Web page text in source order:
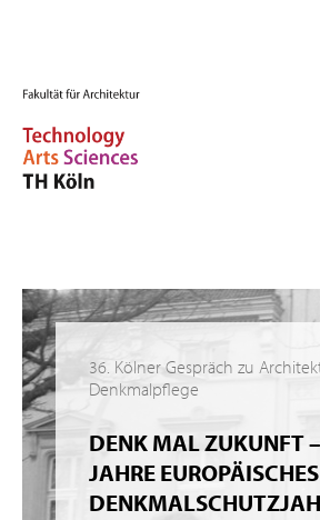
36. Kölner Gespräch zu
Denkmalpflege
DENK MAL ZUKUNFT
JAHRE EUROPÄISCHES